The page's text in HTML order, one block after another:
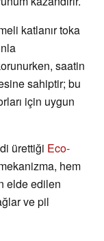
katlanır toka
saatin
sahiptir; bu
için uygun
ürettiği Eco-
hem
elde edilen
ve pil